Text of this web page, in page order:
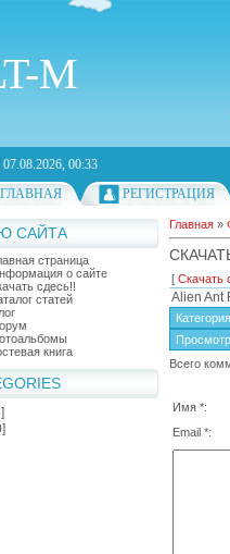
M
00:33
ГЛАВНАЯ
РЕГИСТРАЦИЯ
САЙТА
страница
о сайте
сдесь!!
статей
книга
Главная »
[ Скачать
Alien Ant
Категория
Всего
Имя *:
Email *: